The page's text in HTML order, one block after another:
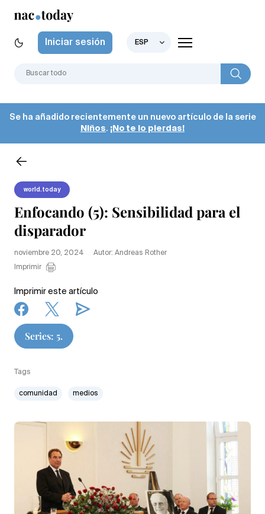
Iniciar sesión ESP
Se ha añadido recientemente un nuevo artículo de la serie
Niños. ¡No te lo pierdas!
world.today
Enfocando (5): Sensibilidad para el
disparador
noviembre 20, 2024
Autor: Andreas Rother
Imprimir
Imprimir este artículo
Series: 5.
Tags
comunidad medios